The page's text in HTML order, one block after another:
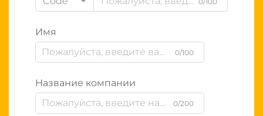
Имя
0/100
Название компании
0/200